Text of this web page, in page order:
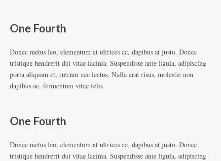
One Fourth
Donec metus leo, elementum at ultrices ac, dapibus at justo. Donec
tristique hendrerit dui vitae lacinia. Suspendisse ante ligula, adipiscing
porta aliquam et, rutrum nec lectus. Nulla erat risus, molestie non
dapibus ac, fermentum vitae felis
One Fourth
Donec metus leo, elementum at ultrices ac, dapibus at justo. Donec
tristique hendrerit dui vitae lacinia. Suspendisse ante ligula, adipiscing